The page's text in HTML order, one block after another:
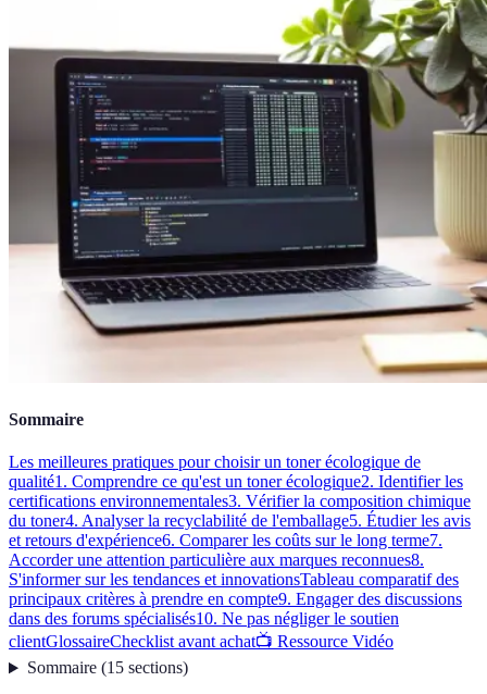
Sommaire
Les meilleures pratiques pour choisir un toner écologique de
qualité1. Comprendre ce qu'est un toner écologique2. Identifier les
certifications environnementales3. Vérifier la composition chimique
du toner4. Analyser la recyclabilité de l'emballage5. Étudier les avis
et retours d'expérience6. Comparer les coûts sur le long terme7.
Accorder une attention particulière aux marques reconnues8.
S'informer sur les tendances et innovationsTableau comparatif des
principaux critères à prendre en compte9. Engager des discussions
dans des forums spécialisés10. Ne pas négliger le soutien
clientGlossaireChecklist avant achat📺 Ressource Vidéo
Sommaire(15 sections)